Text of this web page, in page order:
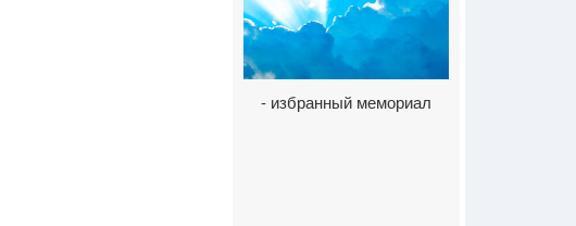
- избранный мемориал